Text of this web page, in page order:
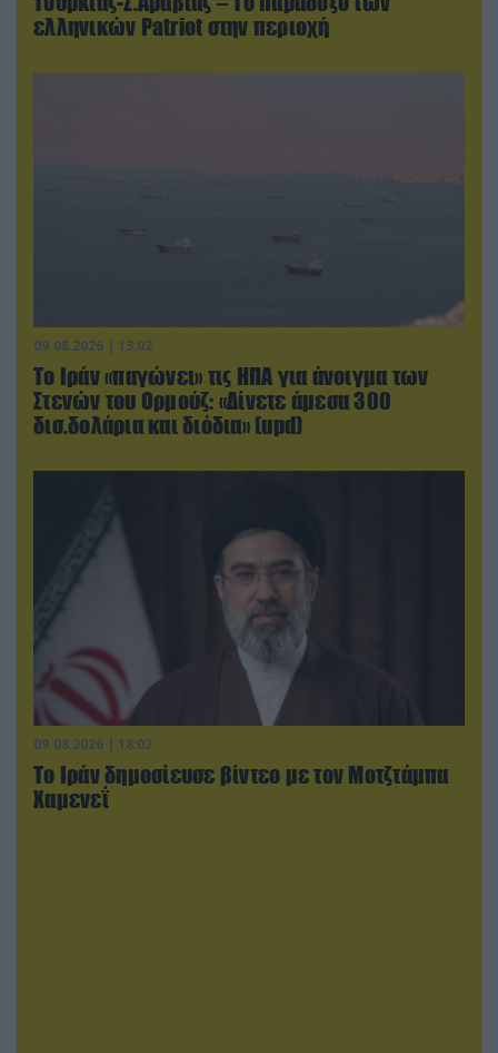
ελληνικών Patriot στην περιοχή
09.08.2026 | 13:02
Το Ιράν «παγώνει» τις ΗΠΑ για άνοιγμα των
Στενών του Ορμούζ: «Δίνετε άμεσα 300
δισ.δολάρια και διόδια» (upd)
09.08.2026 | 18:02
Το Ιράν δημοσίευσε βίντεο με τον Μοτζτάμπα
Χαμενεΐ